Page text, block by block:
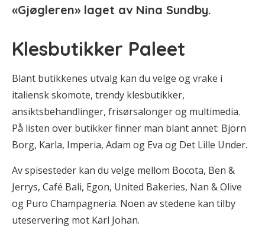
«Gjøgleren» laget av Nina Sundby.
Klesbutikker Paleet
Blant butikkenes utvalg kan du velge og vrake i
italiensk skomote, trendy klesbutikker,
ansiktsbehandlinger, frisørsalonger og multimedia.
På listen over butikker finner man blant annet: Björn
Borg, Karla, Imperia, Adam og Eva og Det Lille Under.
Av spisesteder kan du velge mellom Bocota, Ben &
Jerrys, Café Bali, Egon, United Bakeries, Nan & Olive
og Puro Champagneria. Noen av stedene kan tilby
uteservering mot Karl Johan.